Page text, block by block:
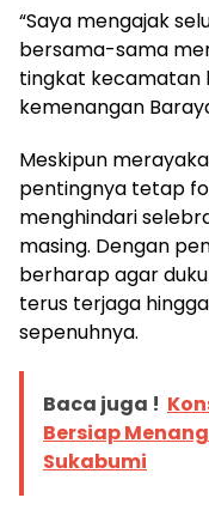
“Saya mengajak
bersama-sama
tingkat kecamatan
kemenangan
Meskipun
pentingnya tetap
menghindari
masing. Dengan
berharap agar
terus terjaga
sepenuhnya.
Baca juga !
Bersiap
Sukabumi